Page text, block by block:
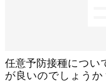
任意予防接種につい
が良いのでしょうか